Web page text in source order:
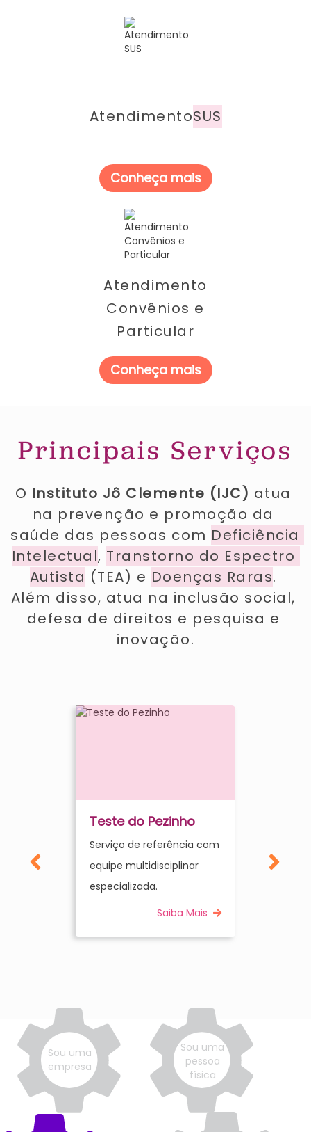
AtendimentoSUS
Conheça mais
Atendimento
Convênios e
Particular
Conheça mais
Principais Serviços
O Instituto Jô Clemente (IJC) ​atua
na prevenção e promoção da
saúde das pessoas com Deficiência
Intelectual, Transtorno do Espectro
Autista (TEA) e Doenças Raras.
Além disso, atua na inclusão social,
defesa de direitos e pesquisa e
inovação.
Teste do Pezinho
Serviço de referência com
equipe multidisciplinar
especializada.
Saiba Mais
Sou uma
empresa
Sou uma
pessoa
física